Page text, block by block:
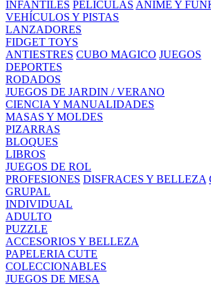
INFANTILES PELICULAS ANIME Y
VEHÍCULOS Y PISTAS
LANZADORES
FIDGET TOYS
ANTIESTRES CUBO MAGICO JUEGOS
DEPORTES
RODADOS
JUEGOS DE JARDIN / VERANO
CIENCIA Y MANUALIDADES
MASAS Y MOLDES
PIZARRAS
BLOQUES
LIBROS
JUEGOS DE ROL
PROFESIONES DISFRACES Y BELLEZA
GRUPAL
INDIVIDUAL
ADULTO
PUZZLE
ACCESORIOS Y BELLEZA
PAPELERIA CUTE
COLECCIONABLES
JUEGOS DE MESA